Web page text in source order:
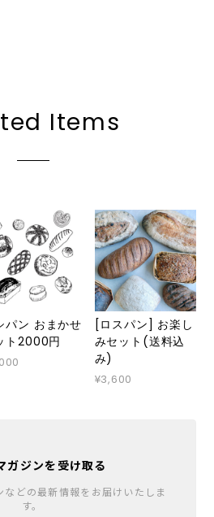
Items
パン おまかせ
ト2000円
[ロスパン] お楽し
みセット(送料込
み)
¥3,600
ガジンを受け取る
などの最新情報をお届けいたしま
す。